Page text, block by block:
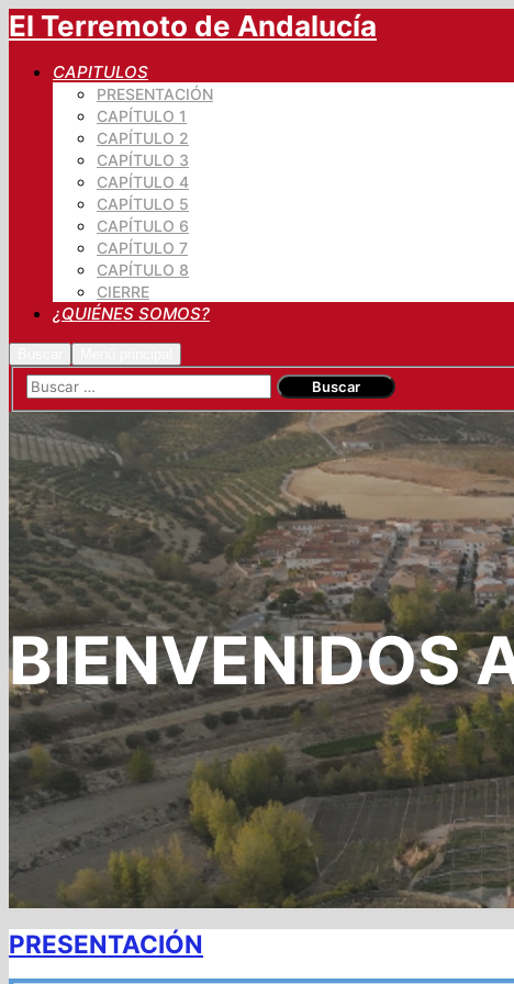
El Terremoto de Andalucía
CAPITULOS
PRESENTACIÓN
CAPÍTULO 1
CAPÍTULO 2
CAPÍTULO 3
CAPÍTULO 4
CAPÍTULO 5
CAPÍTULO 6
CAPÍTULO 7
CAPÍTULO 8
CIERRE
¿QUIÉNES SOMOS?
BIENVENIDOS
PRESENTACIÓN